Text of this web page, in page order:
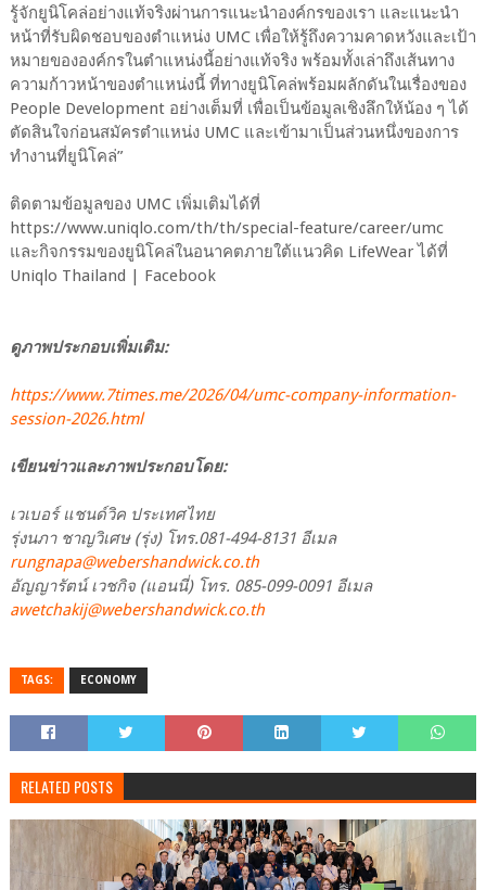
รู้จักยูนิโคล่อย่างแท้จริงผ่านการแนะนำองค์กรของเรา และแนะนำ
หน้าที่รับผิดชอบของตำแหน่ง UMC เพื่อให้รู้ถึงความคาดหวังและเป้า
หมายขององค์กรในตำแหน่งนี้อย่างแท้จริง พร้อมทั้งเล่าถึงเส้นทาง
ความก้าวหน้าของตำแหน่งนี้ ที่ทางยูนิโคล่พร้อมผลักดันในเรื่องของ
People Development อย่างเต็มที่ เพื่อเป็นข้อมูลเชิงลึกให้น้อง ๆ ได้
ตัดสินใจก่อนสมัครตำแหน่ง UMC และเข้ามาเป็นส่วนหนึ่งของการ
ทำงานที่ยูนิโคล่”
ติดตามข้อมูลของ UMC เพิ่มเติมได้ที่
https://www.uniqlo.com/th/th/special-feature/career/umc
และกิจกรรมของยูนิโคล่ในอนาคตภายใต้แนวคิด LifeWear ได้ที่
Uniqlo Thailand | Facebook
ดูภาพประกอบเพิ่มเติม:
https://www.7times.me/2026/04/umc-company-information-
session-2026.html
เขียนข่าวและภาพประกอบโดย:
เวเบอร์ แชนด์วิค ประเทศไทย
รุ่งนภา ชาญวิเศษ (รุ่ง) โทร.081-494-8131 อีเมล
rungnapa@webershandwick.co.th
อัญญารัตน์ เวชกิจ (แอนนี่) โทร. 085-099-0091 อีเมล
awetchakij@webershandwick.co.th
TAGS: ECONOMY
RELATED POSTS